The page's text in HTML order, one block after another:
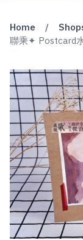
Home /
聯乘✦ Postcard